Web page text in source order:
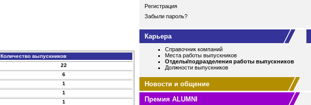
Количество выпускников
22
6
1
1
1
Регистрация
Забыли пароль?
Карьера
Справочник компаний
Места работы выпускников
Отделы/подразделения работы выпускников
Должности выпускников
Новости и общение
Премия ALUMNI